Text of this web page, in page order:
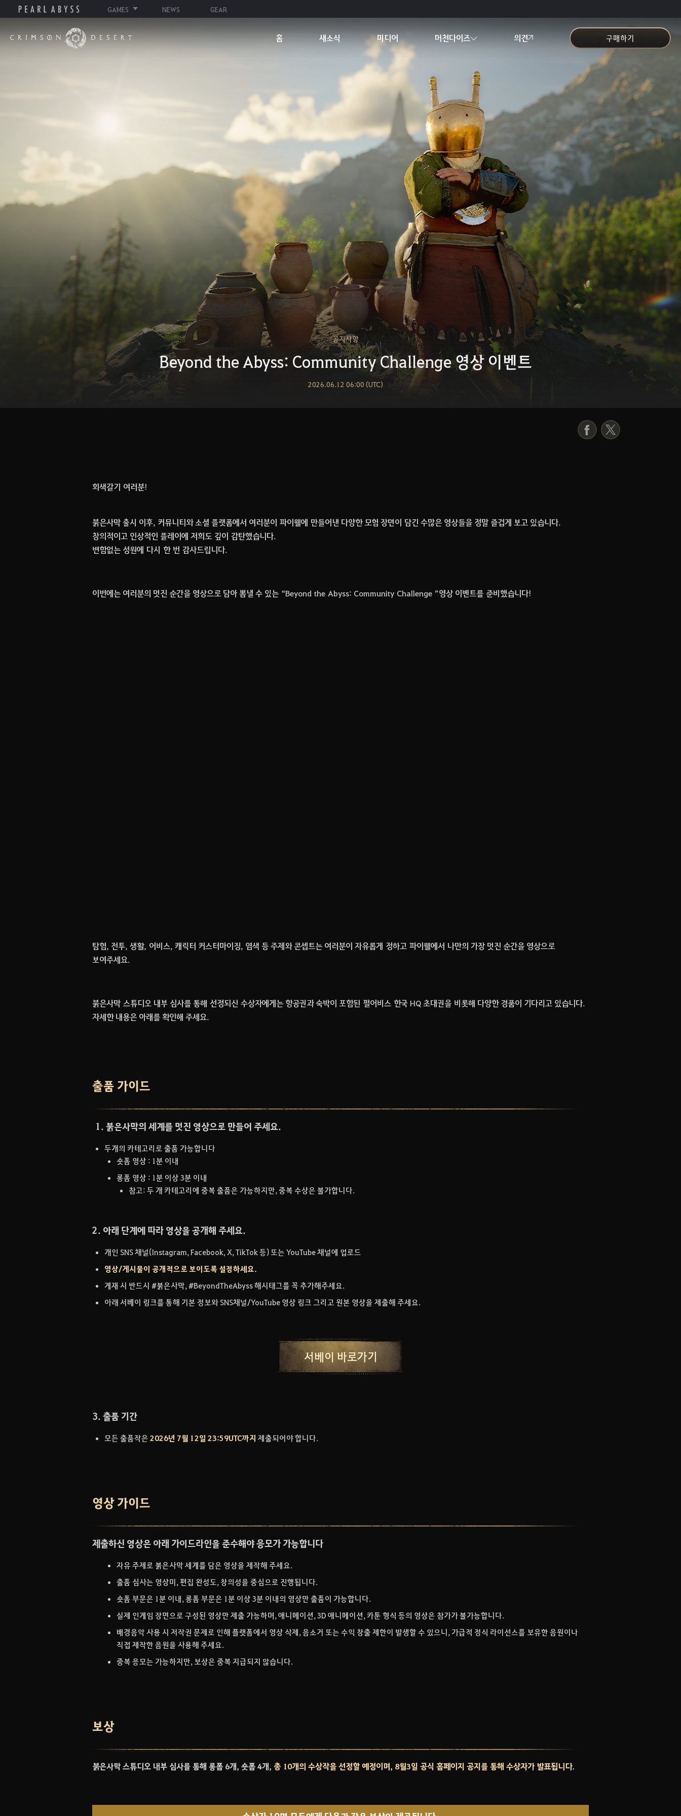
GAMES NEWS GEAR
붉
은
홈 새소식 미디어 머천다이즈 의견 구매하기
공지사항
Beyond the Abyss: Community Challenge 영상 이벤트
2026.06.12 06:00 (UTC)
페
X
회색갈기 여러분!
붉은사막 출시 이후, 커뮤니티와 소셜 플랫폼에서 여러분이 파이웰에 만들어낸 다양한 모험 장면이 담긴 수많은 영상들을 정말 즐겁게 보고 있습니다.
창의적이고 인상적인 플레이에 저희도 깊이 감탄했습니다.
변함없는 성원에 다시 한 번 감사드립니다.
이번에는 여러분의 멋진 순간을 영상으로 담아 뽐낼 수 있는 “Beyond the Abyss: Community Challenge ”영상 이벤트를 준비했습니다!
탐험, 전투, 생활, 어비스, 캐릭터 커스터마이징, 염색 등 주제와 콘셉트는 여러분이 자유롭게 정하고 파이웰에서 나만의 가장 멋진 순간을 영상으로
보여주세요.
붉은사막 스튜디오 내부 심사를 통해 선정되신 수상자에게는 항공권과 숙박이 포함된 펄어비스 한국 HQ 초대권을 비롯해 다양한 경품이 기다리고 있습니다.
자세한 내용은 아래를 확인해 주세요.
출품 가이드
1. 붉은사막의 세계를 멋진 영상으로 만들어 주세요.
두개의 카테고리로 출품 가능합니다
숏폼 영상 : 1분 이내
롱폼 영상 : 1분 이상 3분 이내
참고: 두 개 카테고리에 중복 출품은 가능하지만, 중복 수상은 불가합니다.
2. 아래 단계에 따라 영상을 공개해 주세요.
개인 SNS 채널(Instagram, Facebook, X, TikTok 등) 또는 YouTube 채널에 업로드
영상/게시물이 공개적으로 보이도록 설정하세요.
게재 시 반드시 #붉은사막, #BeyondTheAbyss 해시태그를 꼭 추가해주세요.
아래 서베이 링크를 통해 기본 정보와 SNS채널/YouTube 영상 링크 그리고 원본 영상을 제출해 주세요.
서베이 바로가기
3. 출품 기간
모든 출품작은 2026년 7월 12일 23:59UTC까지 제출되어야 합니다.
영상 가이드
제출하신 영상은 아래 가이드라인을 준수해야 응모가 가능합니다
자유 주제로 붉은사막 세계를 담은 영상을 제작해 주세요.
출품 심사는 영상미, 편집 완성도, 창의성을 중심으로 진행됩니다.
숏폼 부문은 1분 이내, 롱폼 부문은 1분 이상 3분 이내의 영상만 출품이 가능합니다.
실제 인게임 장면으로 구성된 영상만 제출 가능하며, 애니메이션, 3D 애니메이션, 카툰 형식 등의 영상은 참가가 불가능합니다.
배경음악 사용 시 저작권 문제로 인해 플랫폼에서 영상 삭제, 음소거 또는 수익 창출 제한이 발생할 수 있으니, 가급적 정식 라이선스를 보유한 음원이나
직접 제작한 음원을 사용해 주세요.
중복 응모는 가능하지만, 보상은 중복 지급되지 않습니다.
보상
붉은사막 스튜디오 내부 심사를 통해 롱폼 6개, 숏폼 4개, 총 10개의 수상작을 선정할 예정이며, 8월3일 공식 홈페이지 공지를 통해 수상자가 발표됩니다.